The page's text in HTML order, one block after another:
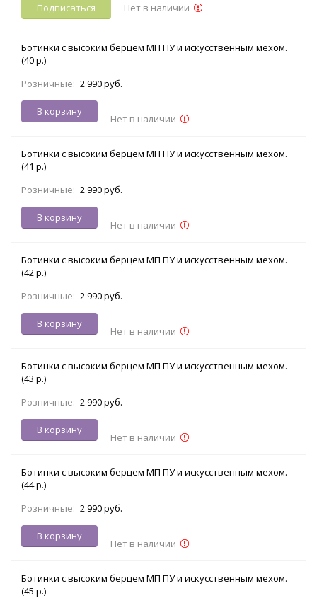
Подписаться Нет в наличии
Ботинки с высоким берцем МП ПУ и искусственным мехом.
(40 р.)
Розничные: 2 990 руб.
В корзину
Нет в наличии
Ботинки с высоким берцем МП ПУ и искусственным мехом.
(41 р.)
Розничные: 2 990 руб.
В корзину
Нет в наличии
Ботинки с высоким берцем МП ПУ и искусственным мехом.
(42 р.)
Розничные: 2 990 руб.
В корзину
Нет в наличии
Ботинки с высоким берцем МП ПУ и искусственным мехом.
(43 р.)
Розничные: 2 990 руб.
В корзину
Нет в наличии
Ботинки с высоким берцем МП ПУ и искусственным мехом.
(44 р.)
Розничные: 2 990 руб.
В корзину
Нет в наличии
Ботинки с высоким берцем МП ПУ и искусственным мехом.
(45 р.)